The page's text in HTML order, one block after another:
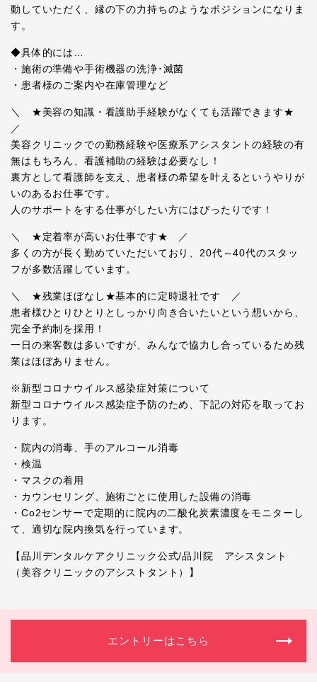
動していただく、縁の下の力持ちのようなポジションになりま
す。
◆具体的には…
・施術の準備や手術機器の洗浄･滅菌
・患者様のご案内や在庫管理など
＼ ★美容の知識・看護助手経験がなくても活躍できます★
／
美容クリニックでの勤務経験や医療系アシスタントの経験の有
無はもちろん、看護補助の経験は必要なし！
裏方として看護師を支え、患者様の希望を叶えるというやりが
いのあるお仕事です。
人のサポートをする仕事がしたい方にはぴったりです！
＼ ★定着率が高いお仕事です★ ／
多くの方が長く勤めていただいており、20代～40代のスタッ
フが多数活躍しています。
＼ ★残業ほぼなし★基本的に定時退社です ／
患者様ひとりひとりとしっかり向き合いたいという想いから、
完全予約制を採用！
一日の来客数は多いですが、みんなで協力し合っているため残
業はほぼありません。
※新型コロナウイルス感染症対策について
新型コロナウイルス感染症予防のため、下記の対応を取ってお
ります。
・院内の消毒、手のアルコール消毒
・検温
・マスクの着用
・カウンセリング、施術ごとに使用した設備の消毒
・Co2センサーで定期的に院内の二酸化炭素濃度をモニターし
て、適切な院内換気を行っています。
【品川デンタルケアクリニック公式/品川院 アシスタント
（美容クリニックのアシストタント）】
エントリーはこちら